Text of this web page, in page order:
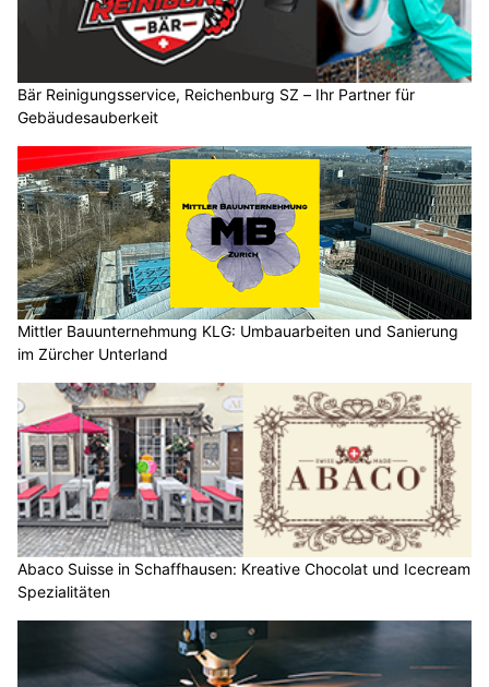
Bär Reinigungsservice, Reichenburg SZ – Ihr Partner für
Gebäudesauberkeit
Mittler Bauunternehmung KLG: Umbauarbeiten und Sanierung
im Zürcher Unterland
Abaco Suisse in Schaffhausen: Kreative Chocolat und Icecream
Spezialitäten